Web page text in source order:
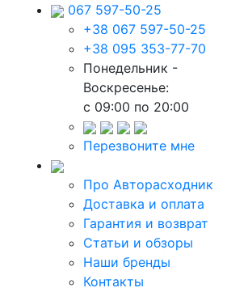
067 597-50-25
+38 067 597-50-25
+38 095 353-77-70
Понедельник -
Воскресенье:
c 09:00 по 20:00
Перезвоните мне
Про Авторасходник
Доставка и оплата
Гарантия и возврат
Статьи и обзоры
Наши бренды
Контакты